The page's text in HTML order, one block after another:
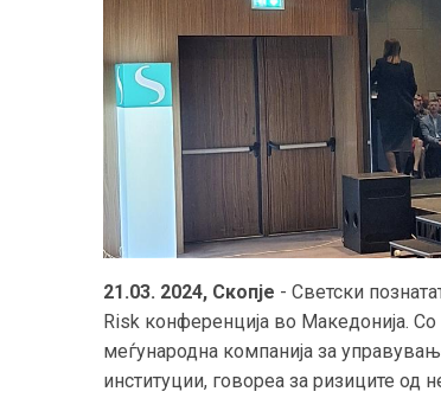
21.03. 2024, Скопје - Светски
Risk конференција во Македонија.
меѓународна компанија за
институции, говореа за ризиците